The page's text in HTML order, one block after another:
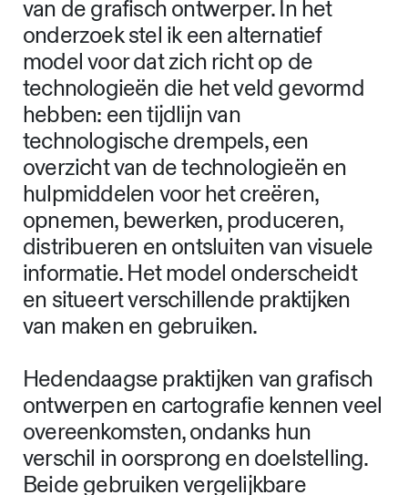
van de grafisch ontwerper. In het
onderzoek stel ik een alternatief
model voor dat zich richt op de
technologieën die het veld gevormd
hebben: een tijdlijn van
technologische drempels, een
overzicht van de technologieën en
hulpmiddelen voor het creëren,
opnemen, bewerken, produceren,
distribueren en ontsluiten van visuele
informatie. Het model onderscheidt
en situeert verschillende praktijken
van maken en gebruiken.
Hedendaagse praktijken van grafisch
ontwerpen en cartografie kennen veel
overeenkomsten, ondanks hun
verschil in oorsprong en doelstelling.
Beide gebruiken vergelijkbare